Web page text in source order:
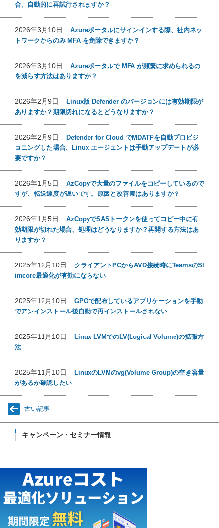
合、自動的に再試行されますか？
2026年3月10日 Azureポータルにサインインする際、社内ネッ
トワークからのみ MFA を免除できますか？
2026年3月10日 Azureポータルで MFA が頻繁に求められるの
を減らす方法はありますか？
2026年2月9日 Linux版 Defender のバージョンには有効期限が
ありますか？期限切れになるとどうなりますか？
2026年2月9日 Defender for Cloud でMDATPを自動プロビジ
ョニングした場合、Linux エージェントは手動アップデートが必
要ですか？
2026年1月5日 AzCopyで大量のファイルをコピーしているので
すが、転送速度が遅いです。原因と改善策はありますか？
2026年1月5日 AzCopyでSASトークンを使ってコピー中に有
効期限が切れた場合、処理はどうなりますか？再開する方法はあ
りますか？
2025年12月10日 クライアントPCからAVD接続時にTeamsのSl
imcore最適化が有効にならない
2025年12月10日 GPOで配布しているアプリケーションを手動
でアンインストール後自動で再インストールされない
2025年11月10日 Linux LVMでのLV(Logical Volume)の拡張方
法
2025年11月10日 LinuxのLVMのvg(Volume Group)の空き容量
があるか確認したい
古い記事
キャンペーン・セミナー情報